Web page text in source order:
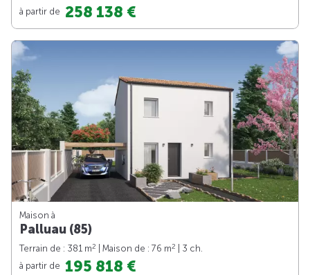
à partir de 258 138 €
Maison à
Palluau (85)
Terrain de : 381 m2 | Maison de : 76 m2
| 3 ch.
à partir de 195 818 €